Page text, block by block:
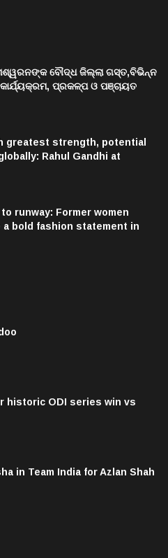
ବୌଦ୍ଧ ଜିଲ୍ଲା ଗସ୍ତ,ବିଭିନ୍ନ
ପ୍ରକଳ୍ପ ଓ ପଞ୍ଚାୟତ
greatest strength, potential
Rahul Gandhi at
runway: Former women
a bold fashion statement in
historic ODI series win vs
in Team India for Azlan Shah